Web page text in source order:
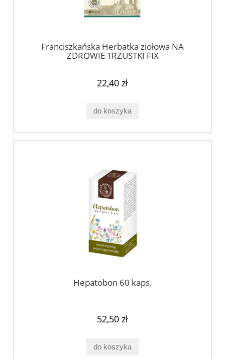
Franciszkańska Herbatka ziołowa NA
ZDROWIE TRZUSTKI FIX
22,40 zł
do koszyka
Hepatobon 60 kaps.
52,50 zł
do koszyka